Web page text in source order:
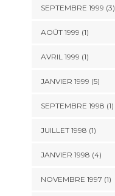
SEPTEMBRE 1999 (3)
AOÛT 1999 (1)
AVRIL 1999 (1)
JANVIER 1999 (5)
SEPTEMBRE 1998 (1)
JUILLET 1998 (1)
JANVIER 1998 (4)
NOVEMBRE 1997 (1)